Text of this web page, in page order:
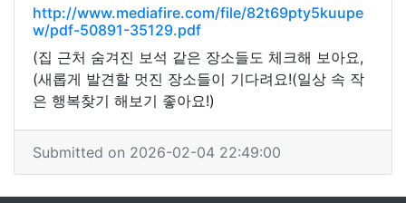
http://www.mediafire.com/file/82t69pty5kuupe
w/pdf-50891-35129.pdf
(집 근처 숨겨진 보석 같은 장소들도 체크해 보아요,
(새롭게 발견할 멋진 장소들이 기다려요!(일상 속 작
은 행복찾기 해보기 좋아요!)
Submitted on 2026-02-04 22:49:00